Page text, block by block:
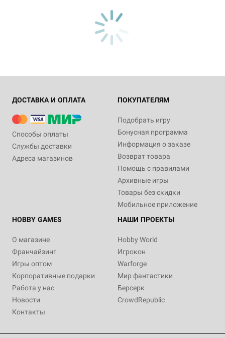
ДОСТАВКА И ОПЛАТА
Способы оплаты
Службы доставки
Адреса магазинов
ПОКУПАТЕЛЯМ
Подобрать игру
Бонусная программа
Информация о заказе
Возврат товара
Помощь с правилами
Архивные игры
Товары без скидки
Мобильное приложение
HOBBY GAMES
О магазине
Франчайзинг
Игры оптом
Корпоративные подарки
Работа у нас
Новости
Контакты
НАШИ ПРОЕКТЫ
Hobby World
Игрокон
Warforge
Мир фантастики
Берсерк
CrowdRepublic